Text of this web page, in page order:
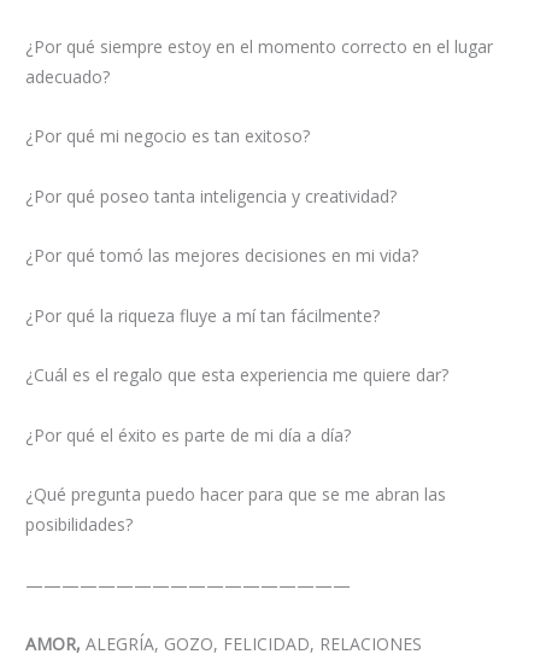
¿Por qué siempre estoy en el momento correcto en el lugar
adecuado?
¿Por qué mi negocio es tan exitoso?
¿Por qué poseo tanta inteligencia y creatividad?
¿Por qué tomó las mejores decisiones en mi vida?
¿Por qué la riqueza fluye a mí tan fácilmente?
¿Cuál es el regalo que esta experiencia me quiere dar?
¿Por qué el éxito es parte de mi día a día?
¿Qué pregunta puedo hacer para que se me abran las
posibilidades?
——————————————————
AMOR, ALEGRÍA, GOZO, FELICIDAD, RELACIONES